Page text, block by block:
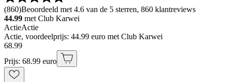
(860)Beoordeeld met 4.6 van de 5 sterren, 860 klantreviews
44.99 met Club Karwei
ActieActie
Actie, voordeelprijs: 44.99 euro met Club Karwei
68.99
Prijs: 68.99 euro